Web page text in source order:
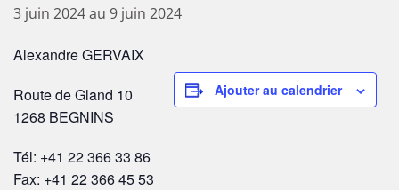
3 juin 2024au 9 juin 2024
Alexandre GERVAIX
Route de Gland 10
1268 BEGNINS
Tél: +41 22 366 33 86
Fax: +41 22 366 45 53
Ajouter au calendrier